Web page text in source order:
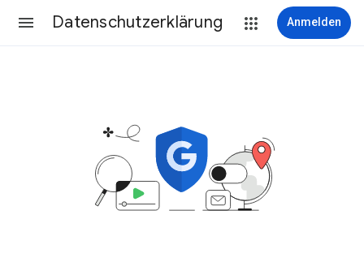
Datenschutzerklärung Anmelden